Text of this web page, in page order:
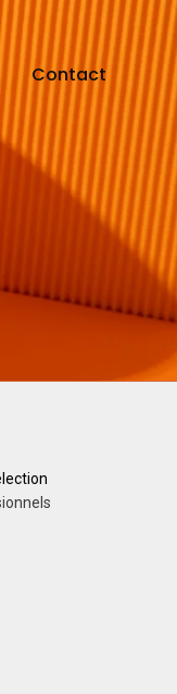
Contact